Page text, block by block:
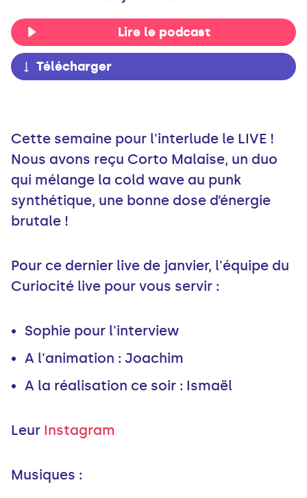
Lire le podcast
Télécharger
Cette semaine pour l'interlude le LIVE !
Nous avons reçu Corto Malaise, un duo
qui mélange la cold wave au punk
synthétique, une bonne dose d’énergie
brutale !
Pour ce dernier live de janvier, l'équipe du
Curiocité live pour vous servir :
Leur Instagram
Musiques :